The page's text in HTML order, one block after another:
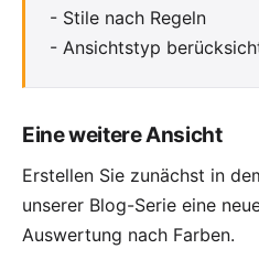
- Stile nach Regeln
- Ansichtstyp
Eine weitere Ansicht
Erstellen Sie zunächst in
unserer Blog-Serie eine
Auswertung nach Farben.